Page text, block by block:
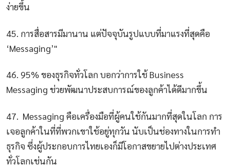
ง่ายขึ้น
45. การสื่อสารมีมานาน แต่ปัจจุบันรูปแบบที่มาแรงที่สุดคือ
‘Messaging’"
46. 95% ของธุรกิจทั่วโลก บอกว่าการใช้ Business
Messaging ช่วยพัฒนาประสบการณ์ของลูกค้าได้ดีมากขึ้น
47. Messaging คือเครื่องมือที่ผู้คนใช้กันมากที่สุดในโลก การ
เจอลูกค้าในที่ที่พวกเขาใช้อยู่ทุกวัน นับเป็นช่องทางในการทำ
ธุรกิจ ซึ่งผู้ประกอบการไทยเองก็มีโอกาสขยายไปต่างประเทศ
ทั่วโลกเช่นกัน